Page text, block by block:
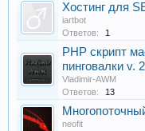
Хостинг для
iartbot
Ответов:
1
PHP скрипт
пинговалки v. 2
Vladimir-AWM
Ответов:
13
neofit